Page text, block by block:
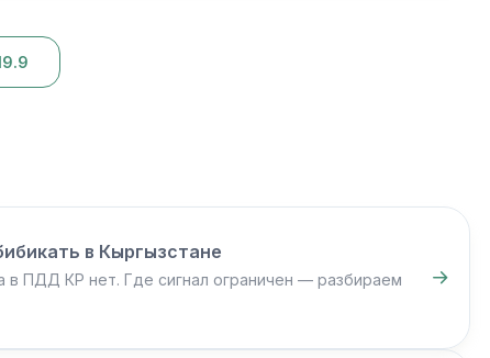
в Кыргызстане
в ПДД КР нет. Где сигнал ограничен — разбираем